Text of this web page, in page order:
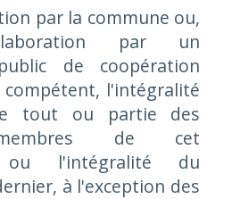
par la commune ou,
par un
de coopération
l'intégralité
tout ou partie des
de cet
ou l'intégralité du
à l'exception des